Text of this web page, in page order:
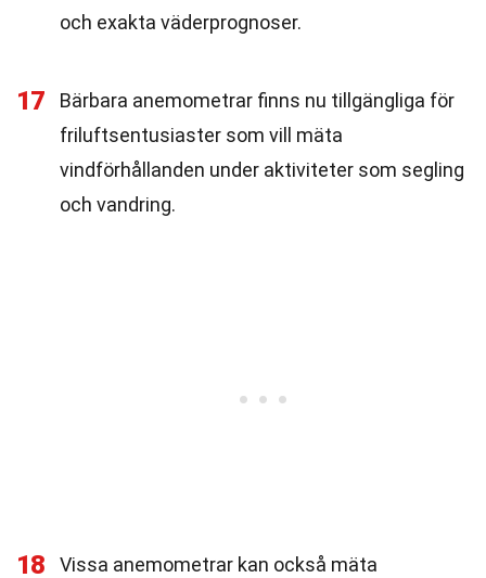
och exakta väderprognoser.
17
Bärbara anemometrar finns nu tillgängliga för
friluftsentusiaster som vill mäta
vindförhållanden under aktiviteter som segling
och vandring.
18 Vissa anemometrar kan också mäta